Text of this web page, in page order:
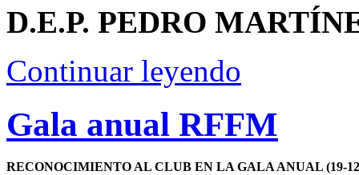
D.E.P. PEDRO
Continuar leyendo
Gala anual RFFM
RECONOCIMIENTO AL CLUB EN LA GALA ANUAL (19-